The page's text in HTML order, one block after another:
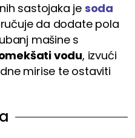
sastojaka je soda
da dodate pola
mašine s
vodu, izvući
mirise te ostaviti